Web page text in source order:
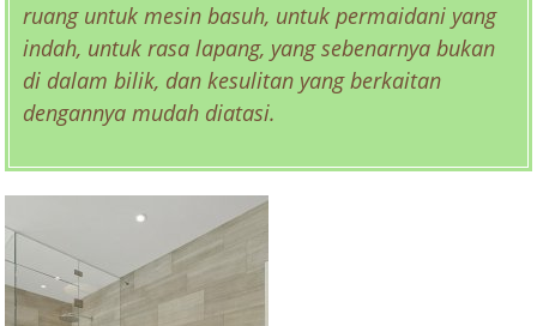
ruang untuk mesin basuh, untuk permaidani yang
indah, untuk rasa lapang, yang sebenarnya bukan
di dalam bilik, dan kesulitan yang berkaitan
dengannya mudah diatasi.